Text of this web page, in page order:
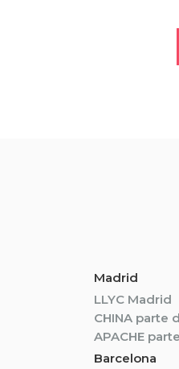
Madrid
LLYC Madrid
CHINA parte
APACHE
Barcelona